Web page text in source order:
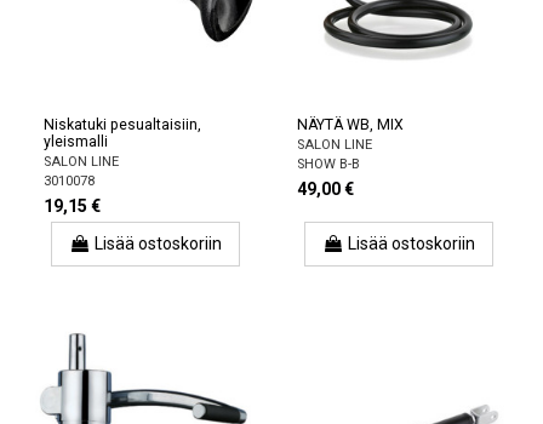
Niskatuki pesualtaisiin,
yleismalli
SALON LINE
3010078
19,15 €
Lisää ostoskoriin
NÄYTÄ WB, MIX
SALON LINE
SHOW B-B
49,00 €
Lisää ostoskoriin